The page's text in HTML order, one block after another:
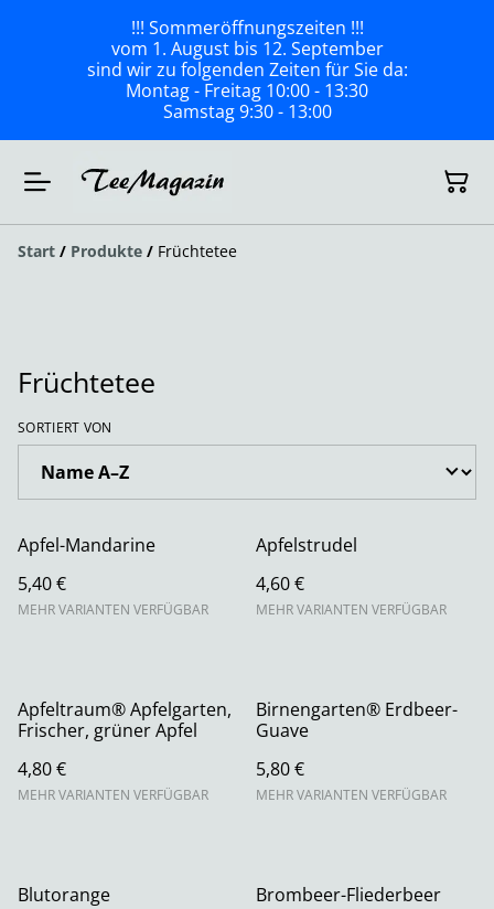
!!! Sommeröffnungszeiten !!!
vom 1. August bis 12. September
sind wir zu folgenden Zeiten für Sie da:
Montag - Freitag 10:00 - 13:30
Samstag 9:30 - 13:00
Start / Produkte / Früchtetee
Früchtetee
SORTIERT VON
Apfel-Mandarine
5,40 €
MEHR VARIANTEN VERFÜGBAR
Apfelstrudel
4,60 €
MEHR VARIANTEN VERFÜGBAR
Apfeltraum® Apfelgarten,
Frischer, grüner Apfel
4,80 €
MEHR VARIANTEN VERFÜGBAR
Birnengarten® Erdbeer-
Guave
5,80 €
MEHR VARIANTEN VERFÜGBAR
Blutorange
Brombeer-Fliederbeer